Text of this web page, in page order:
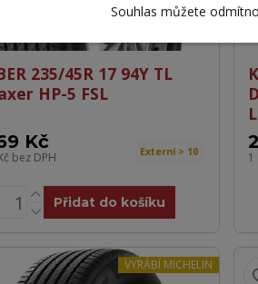
235/45R 17 94Y TL
HP-5 FSL
Kč
bez DPH Externí > 10
Přidat do košíku
1
VYRÁBÍ MICHELIN
Souhlas můžete